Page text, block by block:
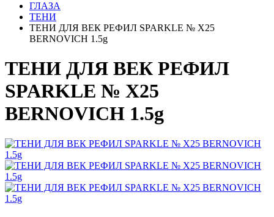
ГЛАЗА
ТЕНИ
ТЕНИ ДЛЯ ВЕК РЕФИЛ SPARKLE № X25
BERNOVICH 1.5g
ТЕНИ ДЛЯ ВЕК РЕФИЛ
SPARKLE № X25
BERNOVICH 1.5g